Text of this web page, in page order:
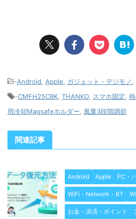
-Android, Apple, ガジェット・デジモノ,
-CMFH25CBK, THANKO, スマホ固定,
用冷却Magsafeホルダー, 風量3段階調節
関連記事
Android Apple PC・
WiFi・Network・BT
お金・決済・ポイント